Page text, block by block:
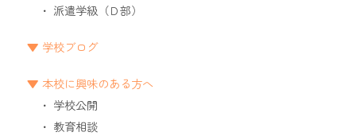
派遣学級（Ｄ部）
学校ブログ
本校に興味のある方へ
学校公開
教育相談